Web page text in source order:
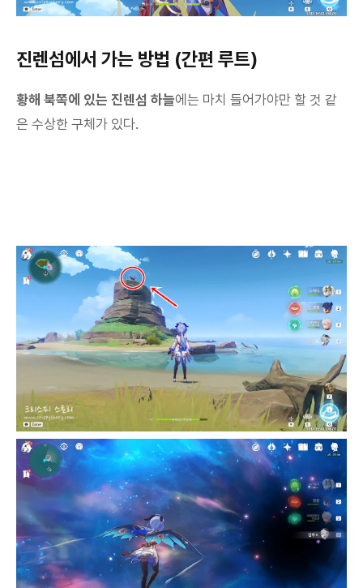
진렌섬에서 가는 방법 (간편 루트)
황해 북쪽에 있는 진렌섬 하늘에는 마치 들어가야만 할 것 같
은 수상한 구체가 있다.